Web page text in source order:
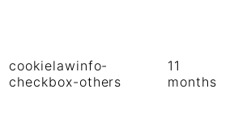
cookielawinfo-
checkbox-others
11
months